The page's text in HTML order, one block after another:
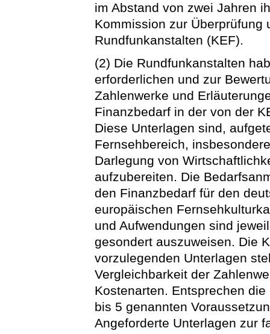
im Abstand von zwei Jahren
Kommission zur Überprüfung
Rundfunkanstalten (KEF).
(2) Die Rundfunkanstalten
erforderlichen und zur
Zahlenwerke und
Finanzbedarf in der von der
Diese Unterlagen sind,
Fernsehbereich,
Darlegung von
aufzubereiten. Die
den Finanzbedarf für den
europäischen
und Aufwendungen sind
gesondert auszuweisen. Die
vorzulegenden Unterlagen
Vergleichbarkeit der
Kostenarten. Entsprechen
bis 5 genannten
Angeforderte Unterlagen zur